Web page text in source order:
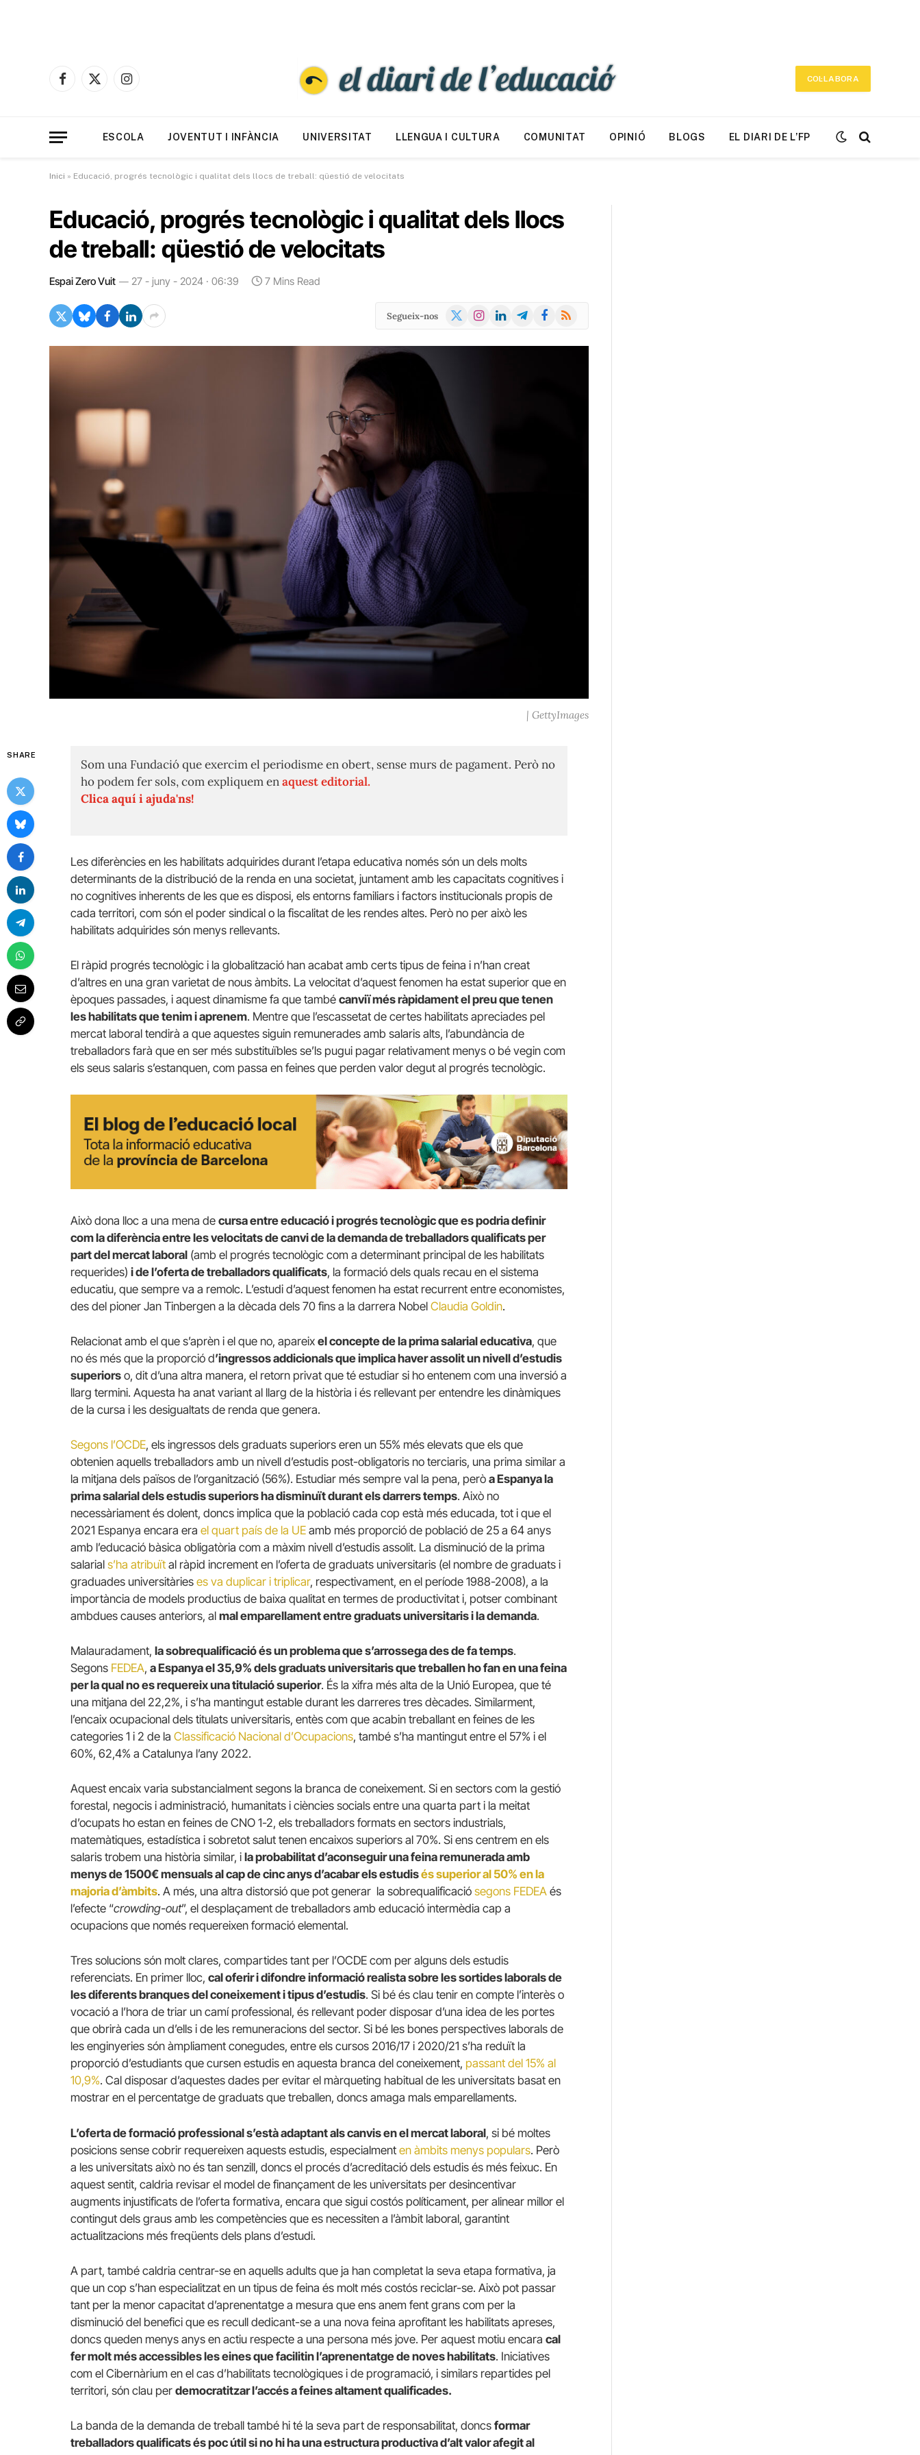
Facebook
X
Instagram
COL·LABORA
ESCOLA JOVENTUT I INFÀNCIA UNIVERSITAT LLENGUA I CULTURA COMUNITAT OPINIÓ BLOGS EL DIARI DE L’FP
Inici » Educació, progrés tecnològic i qualitat dels llocs de treball: qüestió de velocitats
Educació, progrés tecnològic i qualitat dels llocs
de treball: qüestió de velocitats
Espai Zero Vuit 27 - juny - 2024 · 06:39 7 Mins Read
Segueix-nos
X
Instagram
LinkedInTelegramFacebook
RSS
| GettyImages
SHARE
Som una Fundació que exercim el periodisme en obert, sense murs de pagament. Però no
ho podem fer sols, com expliquem enaquest editorial.
Clica aquí i ajuda'ns!
Les diferències en les habilitats adquirides durant l’etapa educativa només són un dels molts
determinants de la distribució de la renda en una societat, juntament amb les capacitats cognitives i
no cognitives inherents de les que es disposi, els entorns familiars i factors institucionals propis de
cada territori, com són el poder sindical o la fiscalitat de les rendes altes. Però no per això les
habilitats adquirides són menys rellevants.
El ràpid progrés tecnològic i la globalització han acabat amb certs tipus de feina i n’han creat
d’altres en una gran varietat de nous àmbits. La velocitat d’aquest fenomen ha estat superior que en
èpoques passades, i aquest dinamisme fa que també canviï més ràpidament el preu que tenen
les habilitats que tenim i aprenem. Mentre que l’escassetat de certes habilitats apreciades pel
mercat laboral tendirà a que aquestes siguin remunerades amb salaris alts, l’abundància de
treballadors farà que en ser més substituïbles se’ls pugui pagar relativament menys o bé vegin com
els seus salaris s’estanquen, com passa en feines que perden valor degut al progrés tecnològic.
Això dona lloc a una mena de cursa entre educació i progrés tecnològic que es podria definir
com la diferència entre les velocitats de canvi de la demanda de treballadors qualificats per
part del mercat laboral (amb el progrés tecnològic com a determinant principal de les habilitats
requerides) i de l’oferta de treballadors qualificats, la formació dels quals recau en el sistema
educatiu, que sempre va a remolc. L’estudi d’aquest fenomen ha estat recurrent entre economistes,
des del pioner Jan Tinbergen a la dècada dels 70 fins a la darrera Nobel Claudia Goldin.
Relacionat amb el que s’aprèn i el que no, apareix el concepte de la prima salarial educativa, que
no és més que la proporció d’ingressos addicionals que implica haver assolit un nivell d’estudis
superiors o, dit d’una altra manera, el retorn privat que té estudiar si ho entenem com una inversió a
llarg termini. Aquesta ha anat variant al llarg de la història i és rellevant per entendre les dinàmiques
de la cursa i les desigualtats de renda que genera.
Segons l’OCDE, els ingressos dels graduats superiors eren un 55% més elevats que els que
obtenien aquells treballadors amb un nivell d’estudis post-obligatoris no terciaris, una prima similar a
la mitjana dels països de l’organització (56%). Estudiar més sempre val la pena, però a Espanya la
prima salarial dels estudis superiors ha disminuït durant els darrers temps. Això no
necessàriament és dolent, doncs implica que la població cada cop està més educada, tot i que el
2021 Espanya encara era el quart país de la UE amb més proporció de població de 25 a 64 anys
amb l’educació bàsica obligatòria com a màxim nivell d’estudis assolit. La disminució de la prima
salarial s’ha atribuït al ràpid increment en l’oferta de graduats universitaris (el nombre de graduats i
graduades universitàries es va duplicar i triplicar, respectivament, en el període 1988-2008), a la
importància de models productius de baixa qualitat en termes de productivitat i, potser combinant
ambdues causes anteriors, al mal emparellament entre graduats universitaris i la demanda.
Malauradament, la sobrequalificació és un problema que s’arrossega des de fa temps.
Segons FEDEA, a Espanya el 35,9% dels graduats universitaris que treballen ho fan en una feina
per la qual no es requereix una titulació superior. És la xifra més alta de la Unió Europea, que té
una mitjana del 22,2%, i s’ha mantingut estable durant les darreres tres dècades. Similarment,
l’encaix ocupacional dels titulats universitaris, entès com que acabin treballant en feines de les
categories 1 i 2 de la Classificació Nacional d’Ocupacions, també s’ha mantingut entre el 57% i el
60%, 62,4% a Catalunya l’any 2022.
Aquest encaix varia substancialment segons la branca de coneixement. Si en sectors com la gestió
forestal, negocis i administració, humanitats i ciències socials entre una quarta part i la meitat
d’ocupats ho estan en feines de CNO 1-2, els treballadors formats en sectors industrials,
matemàtiques, estadística i sobretot salut tenen encaixos superiors al 70%. Si ens centrem en els
salaris trobem una història similar, i la probabilitat d’aconseguir una feina remunerada amb
menys de 1500€ mensuals al cap de cinc anys d’acabar els estudisés superior al 50% en la
majoria d’àmbits. A més, una altra distorsió que pot generar la sobrequalificació segons FEDEA és
l’efecte “crowding-out”, el desplaçament de treballadors amb educació intermèdia cap a
ocupacions que només requereixen formació elemental.
Tres solucions són molt clares, compartides tant per l’OCDE com per alguns dels estudis
referenciats. En primer lloc, cal oferir i difondre informació realista sobre les sortides laborals de
les diferents branques del coneixement i tipus d’estudis. Si bé és clau tenir en compte l’interès o
vocació a l’hora de triar un camí professional, és rellevant poder disposar d’una idea de les portes
que obrirà cada un d’ells i de les remuneracions del sector. Si bé les bones perspectives laborals de
les enginyeries són àmpliament conegudes, entre els cursos 2016/17 i 2020/21 s’ha reduït la
proporció d’estudiants que cursen estudis en aquesta branca del coneixement, passant del 15% al
10,9%. Cal disposar d’aquestes dades per evitar el màrqueting habitual de les universitats basat en
mostrar en el percentatge de graduats que treballen, doncs amaga mals emparellaments.
L’oferta de formació professional s’està adaptant als canvis en el mercat laboral, si bé moltes
posicions sense cobrir requereixen aquests estudis, especialment en àmbits menys populars. Però
a les universitats això no és tan senzill, doncs el procés d’acreditació dels estudis és més feixuc. En
aquest sentit, caldria revisar el model de finançament de les universitats per desincentivar
augments injustificats de l’oferta formativa, encara que sigui costós políticament, per alinear millor el
contingut dels graus amb les competències que es necessiten a l’àmbit laboral, garantint
actualitzacions més freqüents dels plans d’estudi.
A part, també caldria centrar-se en aquells adults que ja han completat la seva etapa formativa, ja
que un cop s’han especialitzat en un tipus de feina és molt més costós reciclar-se. Això pot passar
tant per la menor capacitat d’aprenentatge a mesura que ens anem fent grans com per la
disminució del benefici que es recull dedicant-se a una nova feina aprofitant les habilitats apreses,
doncs queden menys anys en actiu respecte a una persona més jove. Per aquest motiu encara cal
fer molt més accessibles les eines que facilitin l’aprenentatge de noves habilitats. Iniciatives
com el Cibernàrium en el cas d’habilitats tecnològiques i de programació, i similars repartides pel
territori, són clau per democratitzar l’accés a feines altament qualificades.
La banda de la demanda de treball també hi té la seva part de responsabilitat, doncs formar
treballadors qualificats és poc útil si no hi ha una estructura productiva d’alt valor afegit al